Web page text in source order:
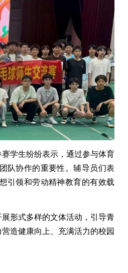
学生纷纷表示，通过参与体育
队协作的重要性。辅导员们表
引领和劳动精神教育的有效载
形式多样的文体活动，引导青
造健康向上、充满活力的校园